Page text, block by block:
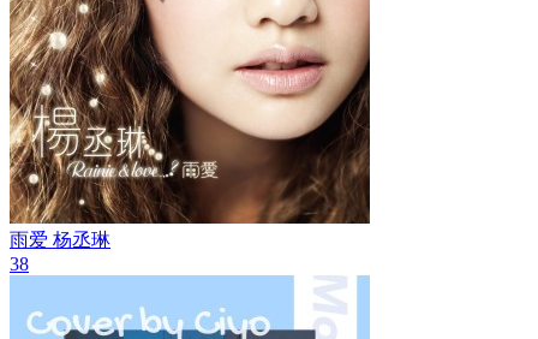
雨爱 杨丞琳
38